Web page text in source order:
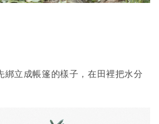
綁立成帳篷的樣子，在田裡把水分